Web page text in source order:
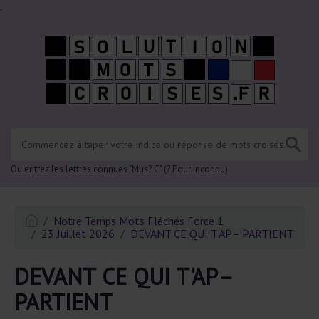
.
Ou entrez les lettres connues "Mus? C" (? Pour inconnu)
Notre Temps Mots Fléchés Force 1
23 Juillet 2026
DEVANT CE QUI T'AP– PARTIENT
DEVANT CE QUI T'AP–
PARTIENT